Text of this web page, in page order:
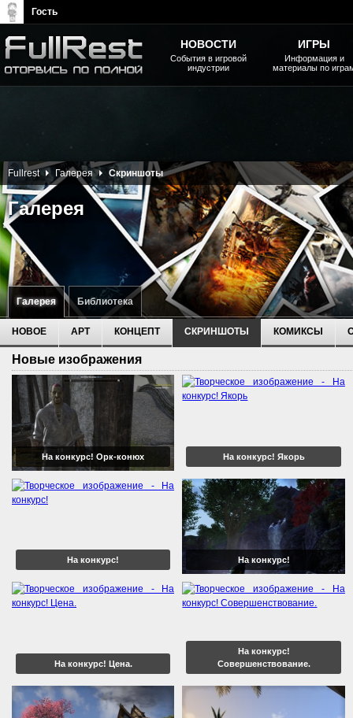
Галерея Библиотека
Галерея
Fullrest Галерея Скриншоты
НОВОЕ АРТ КОНЦЕПТ СКРИНШОТЫ КОМИКСЫ
Новые изображения
На конкурс! Орк-конюх На конкурс! Якорь
На конкурс! На конкурс!
На конкурс! Цена.
На конкурс!
Совершенствование.
НОВОСТИ
События в игровой
индустрии
ИГРЫ
Информация и
материалы по
Гость